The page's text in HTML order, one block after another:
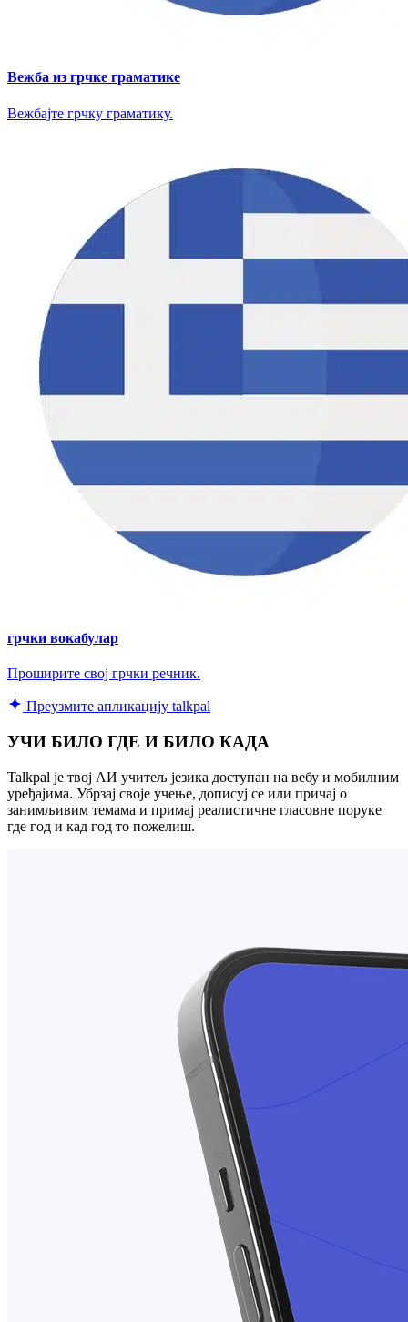
Вежба из грчке граматике
Вежбајте грчку граматику.
грчки вокабулар
Проширите свој грчки речник.
Преузмите апликацију talkpal
УЧИ БИЛО ГДЕ И БИЛО КАДА
Talkpal је твој АИ учитељ језика доступан на вебу и мобилним
уређајима. Убрзај своје учење, дописуј се или причај о
занимљивим темама и примај реалистичне гласовне поруке
где год и кад год то пожелиш.